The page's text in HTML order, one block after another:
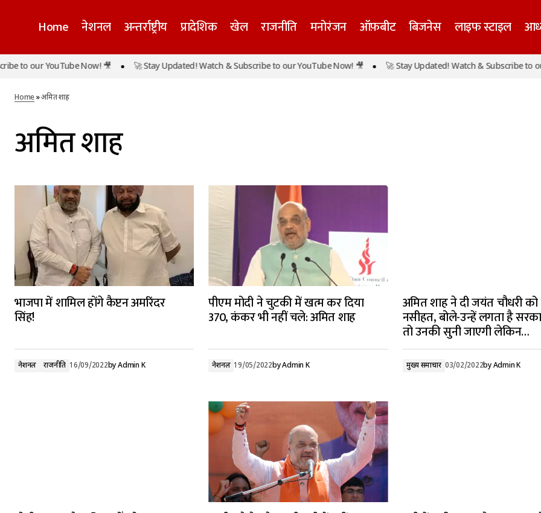
Home नेशनल अन्तर्राष्ट्रीय प्रादेशिक खेल राजनीति मनोरंजन ऑफ़बीट बिजनेस लाइफ स्टाइल
to our YouTube Now! 🎥 🚀 Stay Updated! Watch & Subscribe to our YouTube Now! 🎥 🚀 Stay Updated! Watch & Subscribe to our
Home»अमित शाह
अमित शाह
भाजपा में शामिल होंगे कैप्टन अमरिंदर
सिंह!
नेशनल राजनीति 16/09/2022byAdmin K
पीएम मोदी ने चुटकी में खत्म कर दिया
370, कंकर भी नहीं चले: अमित शाह
नेशनल 19/05/2022byAdmin K
अमित शाह ने दी जयंत चौधरी को
नसीहत, बोले-उन्हें लगता है
तो उनकी सुनी जाएगी लेकिन…
मुख्य समाचार 03/02/2022byAdmin K